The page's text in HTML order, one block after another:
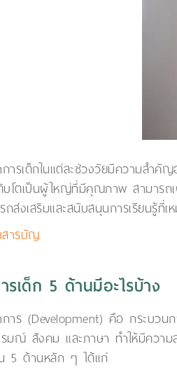
รเด็กในแต่ละช่วงวัยมีความสำคั
ติบโตเป็นผู้ใหญ่ที่มีคุณภาพ สามาร
ส่งเสริมและสนับสนุนการเรียนรู้ที่
ารบัญ
เด็ก 5 ด้านมีอะไรบ้าง
ร (Development) คือ กระบวนก
สังคม และภาษา ทำให้มีความสา
5 ด้านหลัก ๆ ได้แก่